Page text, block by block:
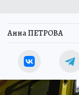
Анна ПЕТРОВА